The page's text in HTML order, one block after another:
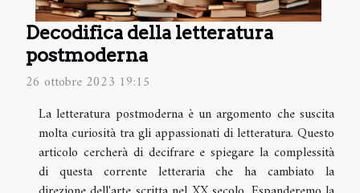
Decodifica della letteratura
postmoderna
26 ottobre 2023 19:15
La letteratura postmoderna è un argomento che suscita
molta curiosità tra gli appassionati di letteratura. Questo
articolo cercherà di decifrare e spiegare la complessità
di questa corrente letteraria che ha cambiato la